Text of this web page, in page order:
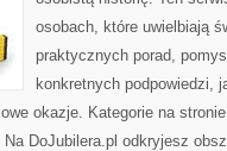
osobach, które uwielbiają
praktycznych porad,
konkretnych podpowiedzi,
okazje. Kategorie na
DoJubilera.pl odkryjesz